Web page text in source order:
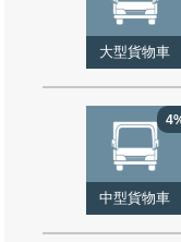
大型貨物車
中型貨物車